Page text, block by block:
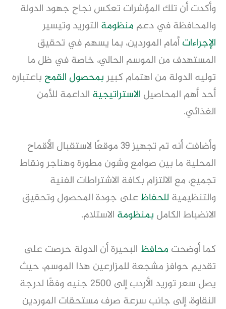
وأكدت أن تلك المؤشرات تعكس نجاح جهود الدولة
والمحافظة في دعم منظومة التوريد وتيسير
الإجراءاتأمام الموردين، بما يسهم في تحقيق
المستهدف من الموسم الحالي، خاصة في ظل ما
توليه الدولة من اهتمام كبيربمحصول القمح باعتباره
أحد أهم المحاصيل الاستراتيجية الداعمة للأمن
الغذائي.
وأضافت أنه تم تجهيز 39 موقعًا لاستقبال الأقماح
المحلية ما بين صوامع وشون مطورة وهناجر ونقاط
تجميع، مع الالتزام بكافة الاشتراطات الفنية
والتنظيمية للحفاظعلى جودة المحصول وتحقيق
الانضباط الكامل بمنظومة الاستلام.
كما أوضحت محافظ البحيرة أن الدولة حرصت على
تقديم حوافز مشجعة للمزارعين هذا الموسم، حيث
يصل سعر توريد الأردب إلى 2500 جنيه وفقًا لدرجة
النقاوة، إلى جانب سرعة صرف مستحقات الموردين